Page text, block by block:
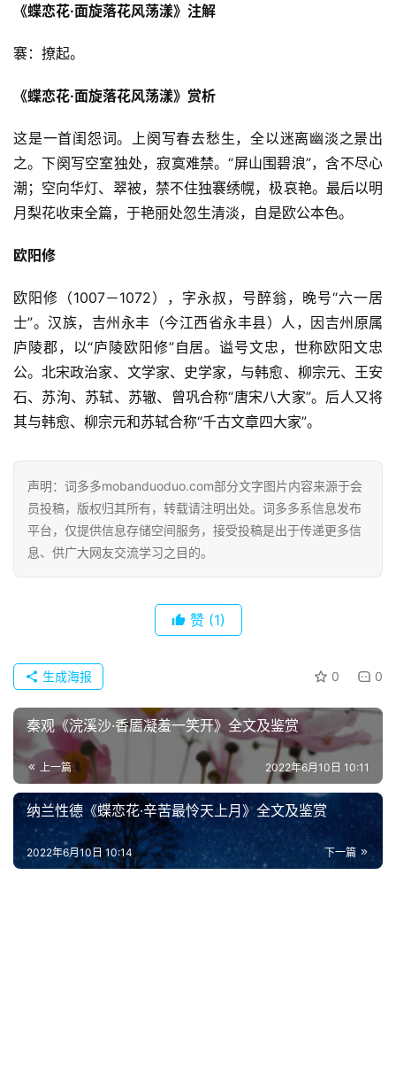
《蝶恋花·面旋落花风荡漾》注解
褰：撩起。
《蝶恋花·面旋落花风荡漾》赏析
这是一首闺怨词。上阕写春去愁生，全以迷离幽淡之景出
之。下阕写空室独处，寂寞难禁。“屏山围碧浪”，含不尽心
潮；空向华灯、翠被，禁不住独褰绣幌，极哀艳。最后以明
月梨花收束全篇，于艳丽处忽生清淡，自是欧公本色。
欧阳修
欧阳修（1007－1072），字永叔，号醉翁，晚号“六一居
士”。汉族，吉州永丰（今江西省永丰县）人，因吉州原属
庐陵郡，以“庐陵欧阳修”自居。谥号文忠，世称欧阳文忠
公。北宋政治家、文学家、史学家，与韩愈、柳宗元、王安
石、苏洵、苏轼、苏辙、曾巩合称“唐宋八大家”。后人又将
其与韩愈、柳宗元和苏轼合称“千古文章四大家”。
声明：词多多mobanduoduo.com部分文字图片内容来源于会
员投稿，版权归其所有，转载请注明出处。词多多系信息发布
平台，仅提供信息存储空间服务，接受投稿是出于传递更多信
息、供广大网友交流学习之目的。
赞 (1)
0 0
生成海报
秦观《浣溪沙·香靥凝羞一笑开》全文及鉴赏
上一篇 2022年6月10日 10:11
纳兰性德《蝶恋花·辛苦最怜天上月》全文及鉴赏
下一篇
2022年6月10日 10:14